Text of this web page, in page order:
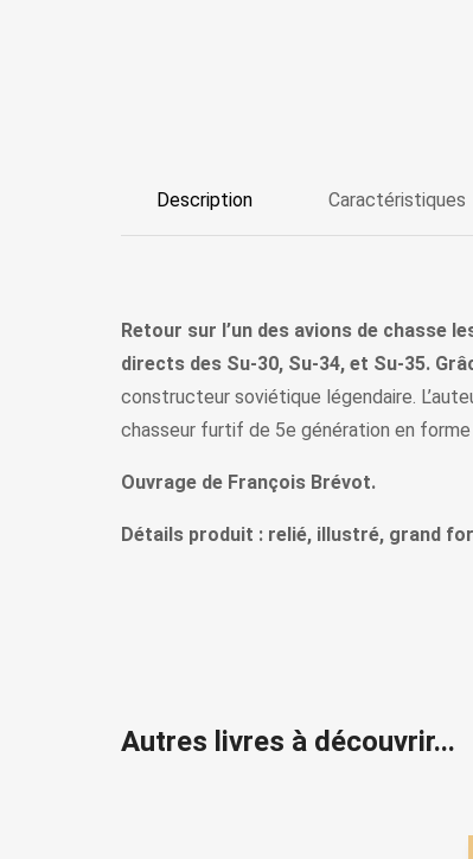
Description Caractéristiques
Retour sur l’un des avions de chasse
directs des Su-30, Su-34, et Su-35.
constructeur soviétique légendaire.
chasseur furtif de 5e génération en
Ouvrage de François Brévot.
Détails produit : relié, illustré, grand
Autres livres à découvrir...